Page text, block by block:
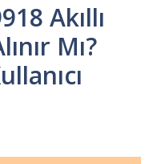
Akıllı
Mı?